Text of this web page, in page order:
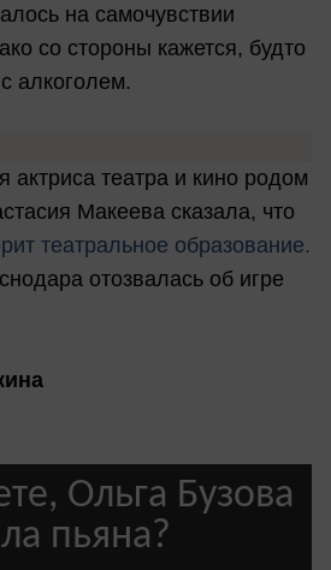
на самочувствии
со стороны кажется, будто
алкоголем.
театра и кино родом
Макеева сказала, что
театральное образование.
отозвалась об игре